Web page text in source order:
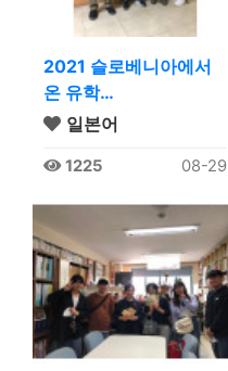
2021 슬로베니아에서
온 유학…
일본어
1225 08-29